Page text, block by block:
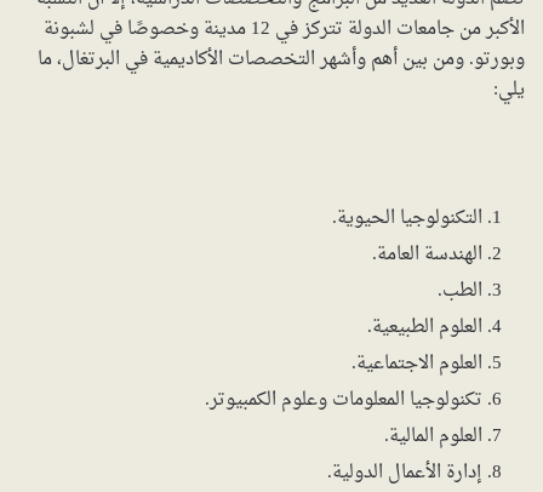
الأكبر من جامعات الدولة تتركز في 12 مدينة وخصوصًا في لشبونة
وبورتو. ومن بين أهم وأشهر التخصصات الأكاديمية في البرتغال، ما
يلي:
التكنولوجيا الحيوية.
الهندسة العامة.
الطب.
العلوم الطبيعية.
العلوم الاجتماعية.
تكنولوجيا المعلومات وعلوم الكمبيوتر.
العلوم المالية.
إدارة الأعمال الدولية.